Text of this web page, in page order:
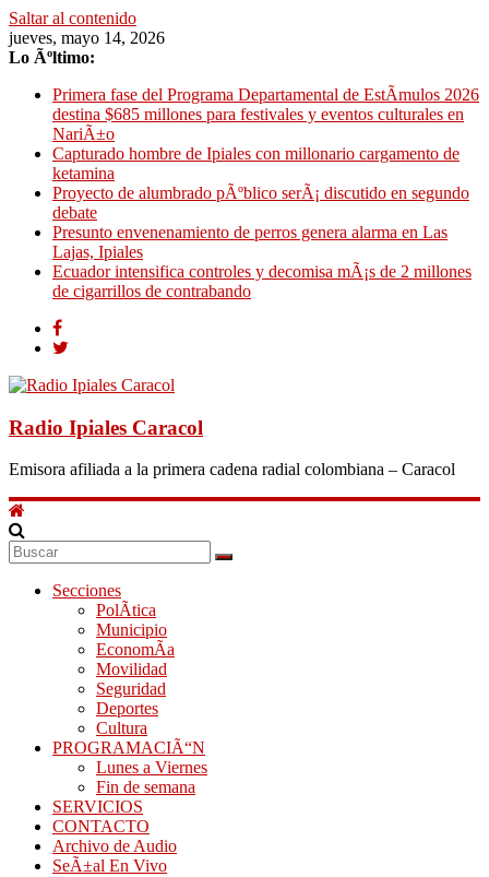
Saltar al contenido
jueves, mayo 14, 2026
Lo Ãºltimo:
Primera fase del Programa Departamental de EstÃ­mulos 2026
destina $685 millones para festivales y eventos culturales en
NariÃ±o
Capturado hombre de Ipiales con millonario cargamento de
ketamina
Proyecto de alumbrado pÃºblico serÃ¡ discutido en segundo
debate
Presunto envenenamiento de perros genera alarma en Las
Lajas, Ipiales
Ecuador intensifica controles y decomisa mÃ¡s de 2 millones
de cigarrillos de contrabando
Radio Ipiales Caracol
Emisora afiliada a la primera cadena radial colombiana – Caracol
Secciones
PolÃ­tica
Municipio
EconomÃ­a
Movilidad
Seguridad
Deportes
Cultura
PROGRAMACIÃ“N
Lunes a Viernes
Fin de semana
SERVICIOS
CONTACTO
Archivo de Audio
SeÃ±al En Vivo